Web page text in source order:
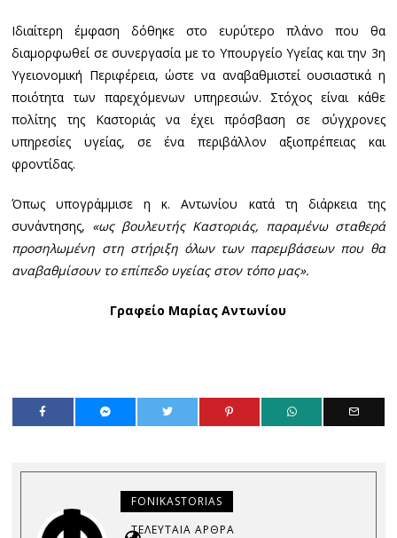
Ιδιαίτερη έμφαση δόθηκε στο ευρύτερο πλάνο που θα
διαμορφωθεί σε συνεργασία με το Υπουργείο Υγείας και την 3η
Υγειονομική Περιφέρεια, ώστε να αναβαθμιστεί ουσιαστικά η
ποιότητα των παρεχόμενων υπηρεσιών. Στόχος είναι κάθε
πολίτης της Καστοριάς να έχει πρόσβαση σε σύγχρονες
υπηρεσίες υγείας, σε ένα περιβάλλον αξιοπρέπειας και
φροντίδας.
Όπως υπογράμμισε η κ. Αντωνίου κατά τη διάρκεια της
συνάντησης, «ως βουλευτής Καστοριάς, παραμένω σταθερά
προσηλωμένη στη στήριξη όλων των παρεμβάσεων που θα
αναβαθμίσουν το επίπεδο υγείας στον τόπο μας».
Γραφείο Μαρίας Αντωνίου
FONIKASTORIAS
ΤΕΛΕΥΤΑΊΑ ΆΡΘΡΑ